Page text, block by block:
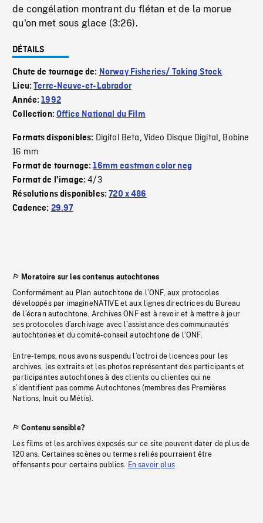
de congélation montrant du flétan et de la morue
qu'on met sous glace (3:26).
DÉTAILS
Chute de tournage de: Norway Fisheries/ Taking Stock
Lieu:Terre-Neuve-et-Labrador
Année:1992
Collection:Office National du Film
Formats disponibles: Digital Beta, Video Disque Digital, Bobine
16 mm
Format de tournage:16mm eastman color neg
Format de l'image:4/3
Résolutions disponibles:720 x 486
Cadence: 29.97
Moratoire sur les contenus autochtones
Conformément au Plan autochtone de l’ONF, aux protocoles
développés par imagineNATIVE et aux lignes directrices du Bureau
de l’écran autochtone, Archives ONF est à revoir et à mettre à jour
ses protocoles d’archivage avec l’assistance des communautés
autochtones et du comité-conseil autochtone de l’ONF.
Entre-temps, nous avons suspendu l’octroi de licences pour les
archives, les extraits et les photos représentant des participants et
participantes autochtones à des clients ou clientes qui ne
s’identifient pas comme Autochtones (membres des Premières
Nations, Inuit ou Métis).
Contenu sensible?
Les films et les archives exposés sur ce site peuvent dater de plus de
120 ans. Certaines scènes ou termes reliés pourraient être
offensants pour certains publics. En savoir plus